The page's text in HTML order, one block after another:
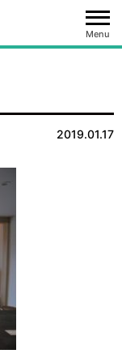
Menu
2019.01.17